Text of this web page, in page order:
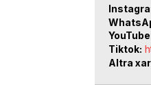
YouTube
Tiktok
Altra